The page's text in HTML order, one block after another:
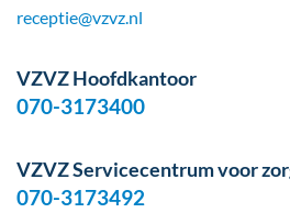
receptie@vzvz.nl
VZVZ Hoofdkantoor
070-3173400
VZVZ Servicecentrum voor
070-3173492